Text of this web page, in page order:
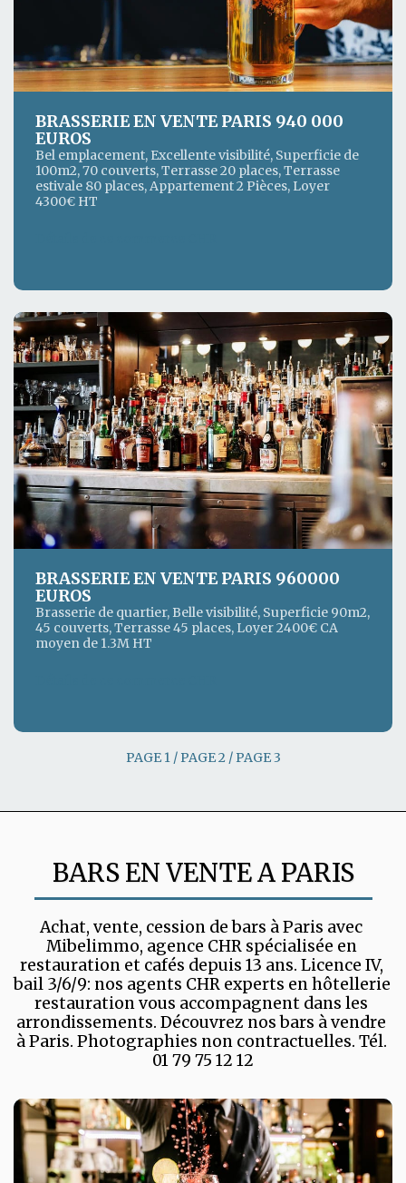
BRASSERIE EN VENTE PARIS 940 000
EUROS
Bel emplacement, Excellente visibilité, Superficie de
100m2, 70 couverts, Terrasse 20 places, Terrasse
estivale 80 places, Appartement 2 Pièces, Loyer
4300€ HT
BRASSERIE EN VENTE PARIS 960000
EUROS
Brasserie de quartier, Belle visibilité, Superficie 90m2,
45 couverts, Terrasse 45 places, Loyer 2400€ CA
moyen de 1.3M HT
PAGE 1 / PAGE 2 / PAGE 3
BARS EN VENTE A PARIS
Achat, vente, cession de bars à Paris avec
Mibelimmo, agence CHR spécialisée en
restauration et cafés depuis 13 ans. Licence IV,
bail 3/6/9: nos agents CHR experts en hôtellerie
restauration vous accompagnent dans les
arrondissements. Découvrez nos bars à vendre
à Paris. Photographies non contractuelles. Tél.
01 79 75 12 12